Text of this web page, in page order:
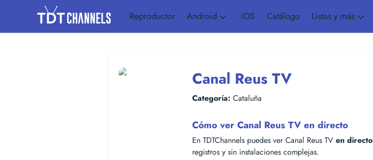
Reproductor Android iOS Catálogo Listas y más
Canal Reus TV
Categoría: Cataluña
Cómo ver Canal Reus TV en directo
En TDTChannels puedes ver Canal Reus TV en directo
registros y sin instalaciones complejas.